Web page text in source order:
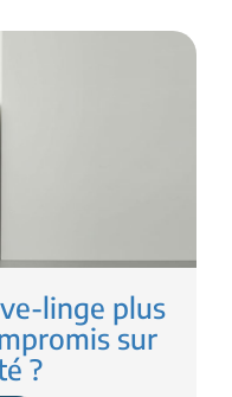
linge plus
sur
?